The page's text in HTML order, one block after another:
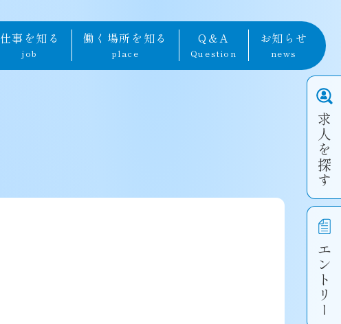
仕事を知る
job
働く場所を知る
place
Q＆A
Question
お知らせ
news
求人を探す
エントリー